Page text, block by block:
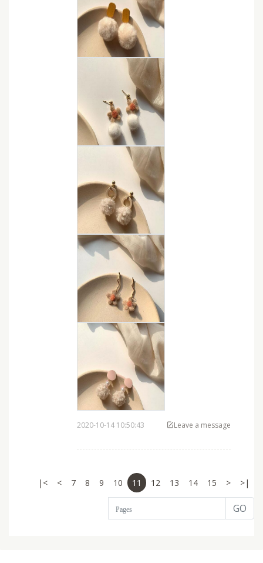
2020-10-14 10:50:43 Leave a message
|< < 7 8 9 10 11 12 13 14 15 > >|
GO